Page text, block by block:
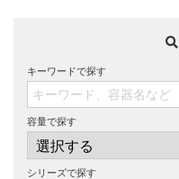
キーワードで探す
容量で探す
シリーズで探す